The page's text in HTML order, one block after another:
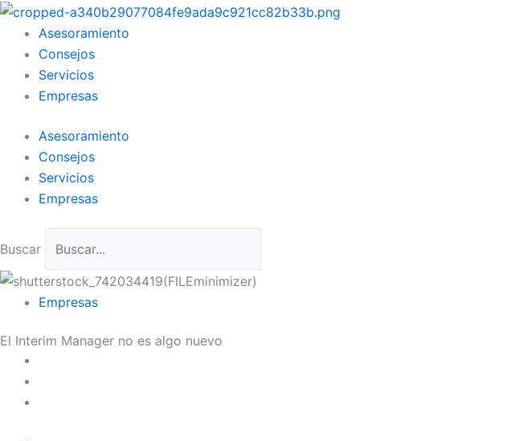
Ir
contenido
Asesoramiento
Consejos
Servicios
Empresas
Asesoramiento
Consejos
Servicios
Empresas
Buscar
Empresas
El Interim Manager no es algo nuevo